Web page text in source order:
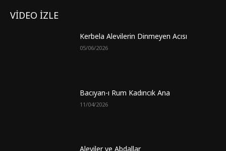
VİDEO İZLE
Kerbela Alevilerin Dinmeyen Acısı
05/06/2026
Bacıyan-ı Rum Kadıncık Ana
11/04/2026
Aleviler ve Abdallar